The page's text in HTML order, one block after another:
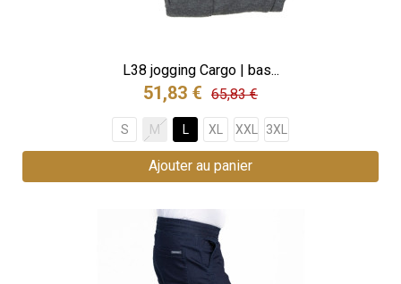
L38 jogging Cargo | bas...
51,83 € 65,83 €
S M L XL XXL 3XL
Ajouter au panier